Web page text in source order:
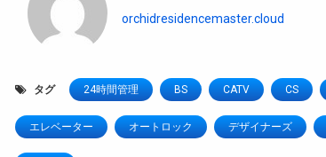
orchidresidencemaster.cloud
タグ 24時間管理 BS CATV CS
エレベーター オートロック デザイナーズ